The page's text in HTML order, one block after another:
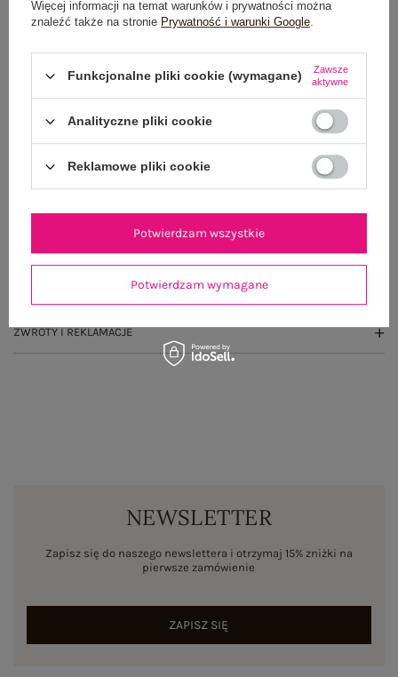
Do darmowej dostawy brakuje 200,00 zł
100 dni na zwrot
OPIS PRODUKTU
ZWROTY I REKLAMACJE
NEWSLETTER
Zapisz się do naszego newslettera i otrzymaj 15% zniżki na
pierwsze zamówienie
ZAPISZ SIĘ
Więcej informacji na temat warunków i prywatności można
znaleźć także na stronie Prywatność i warunki Google.
Funkcjonalne pliki cookie (wymagane)
Zawsze
aktywne
Analityczne pliki cookie
Reklamowe pliki cookie
Potwierdzam wymagane
Potwierdzam wszystkie